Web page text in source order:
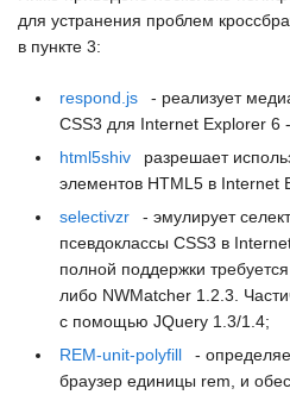
для устранения проблем
в пункте 3:
respond.js - реализует
CSS3 для Internet Explorer 6 -
html5shiv
разрешает
элементов HTML5 в Internet
selectivzr
- эмулирует
псевдоклассы CSS3 в
полной поддержки
либо NWMatcher 1.2.3 .
с помощью JQuery 1.3/1.4;
REM-unit-polyfill
-
браузер единицы rem, и